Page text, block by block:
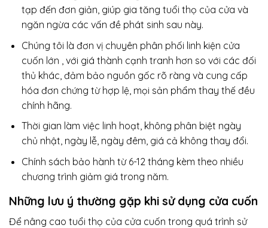
tạp đến đơn giản, giúp gia tăng tuổi thọ của cửa và
ngăn ngừa các vấn đề phát sinh sau này.
Chúng tôi là đơn vị chuyên phân phối linh kiện cửa
cuốn lớn , với giá thành cạnh tranh hơn so với các đối
thủ khác, đảm bảo nguồn gốc rõ ràng và cung cấp
hóa đơn chứng từ hợp lệ, mọi sản phẩm thay thế đều
chính hãng.
Thời gian làm việc linh hoạt, không phân biệt ngày
chủ nhật, ngày lễ, ngày đêm, giá cả không thay đổi.
Chính sách bảo hành từ 6-12 tháng kèm theo nhiều
chương trình giảm giá trong năm.
Những lưu ý thường gặp khi sử dụng cửa cuốn
Để nâng cao tuổi thọ của cửa cuốn trong quá trình sử